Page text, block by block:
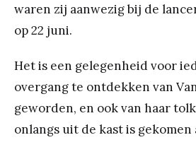
waren zij aanwezig bij de
op 22 juni.
Het is een gelegenheid voor
overgang te ontdekken van
geworden, en ook van haar
onlangs uit de kast is